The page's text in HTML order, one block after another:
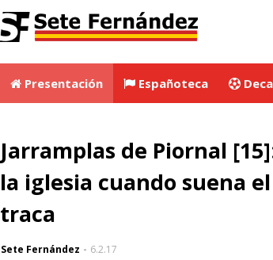
Presentación Españoteca
Jarramplas de Piornal
la iglesia cuando suena
traca
Sete Fernández 6.2.17